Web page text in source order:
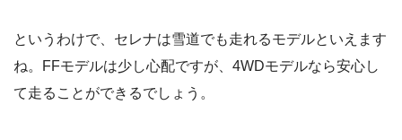
というわけで、セレナは雪道でも走れるモデルといえます
ね。FFモデルは少し心配ですが、4WDモデルなら安心し
て走ることができるでしょう。